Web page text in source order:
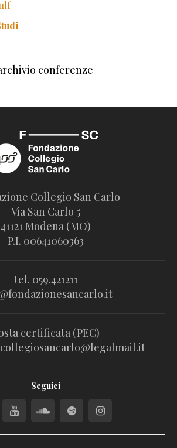
conferenze
Collegio San Carlo
Via San Carlo 5
41121 Modena (MO)
P.I. 00641060363
tel. 059.421211
certificata (PEC)
Seguici